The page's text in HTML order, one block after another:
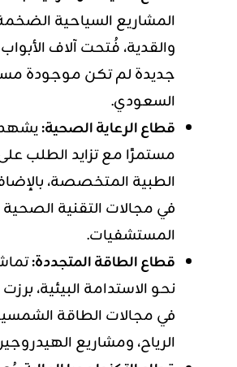
المشاريع السياحية
والقدية، فُتحت آلاف
جديدة لم تكن موجودة
السعودي.
قطاع الرعاية الصحية:
مستمرًا مع تزايد الطلب
الطبية المتخصصة،
في مجالات التقنية الصحية
المستشفيات.
قطاع الطاقة المتجددة:
نحو الاستدامة البيئية،
في مجالات الطاقة
الرياح، ومشاريع